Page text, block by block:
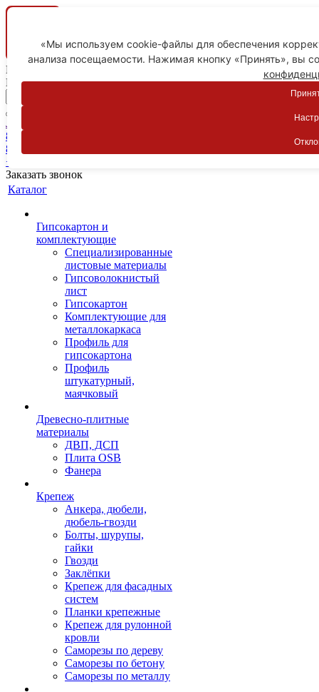
Ваш город
Пятигорск
Личный кабинет
8-800-775-59-89
8-800-775-59-89
+7 918 754-83-77
Заказать звонок
Каталог
Гипсокартон и
комплектующие
Специализированные
листовые материалы
Гипсоволокнистый
лист
Гипсокартон
Комплектующие для
металлокаркаса
Профиль для
гипсокартона
Профиль
штукатурный,
маячковый
Древесно-плитные
материалы
ДВП, ДСП
Плита OSB
Фанера
Крепеж
Анкера, дюбели,
дюбель-гвозди
Болты, шурупы,
гайки
Гвозди
Заклёпки
Крепеж для фасадных
систем
Планки крепежные
Крепеж для рулонной
кровли
Саморезы по дереву
Саморезы по бетону
Саморезы по металлу
«Мы используем cookie-файлы для обеспечения
анализа посещаемости. Нажимая кнопку «Принять», вы